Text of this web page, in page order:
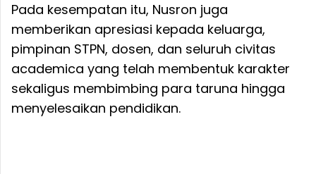
Pada kesempatan itu, Nusron juga
memberikan apresiasi kepada keluarga,
pimpinan STPN, dosen, dan seluruh civitas
academica yang telah membentuk karakter
sekaligus membimbing para taruna hingga
menyelesaikan pendidikan.